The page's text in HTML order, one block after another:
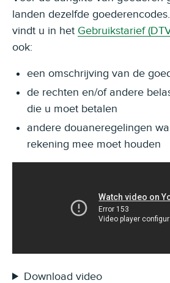
landen dezelfde
vindt u in het Gebruikstarief
ook:
een omschrijving van de
de rechten en/of andere
die u moet betalen
andere douaneregelingen
rekening mee moet houden
Download video